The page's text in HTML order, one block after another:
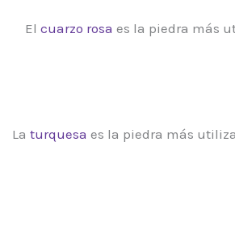
El cuarzo rosa es la piedra más
La turquesa es la piedra más